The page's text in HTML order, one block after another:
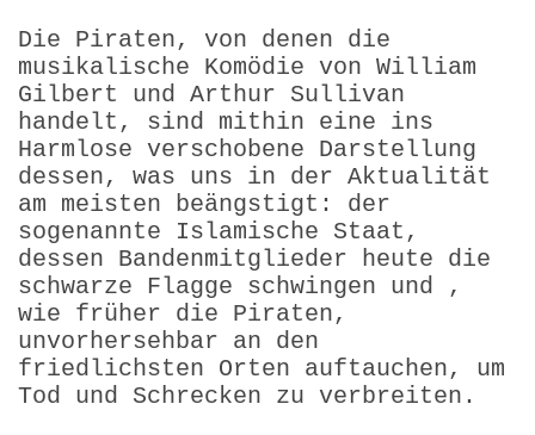
Die Piraten, von denen die
musikalische Komödie von William
Gilbert und Arthur Sullivan
handelt, sind mithin eine ins
Harmlose verschobene Darstellung
dessen, was uns in der Aktualität
am meisten beängstigt: der
sogenannte Islamische Staat,
dessen Bandenmitglieder heute die
schwarze Flagge schwingen und ,
wie früher die Piraten,
unvorhersehbar an den
friedlichsten Orten auftauchen, um
Tod und Schrecken zu verbreiten.